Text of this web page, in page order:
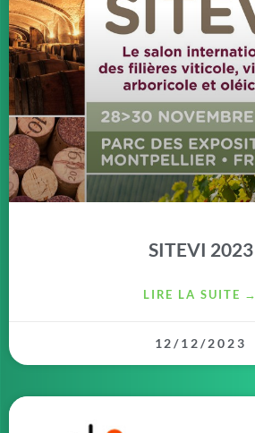
SITEVI 2023
LIRE LA SUITE →
12/12/2023